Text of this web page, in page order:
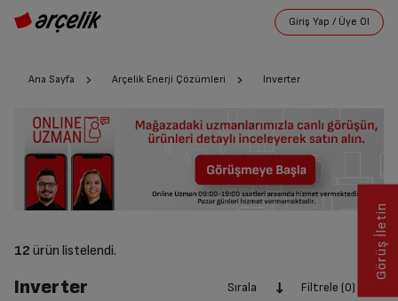
Ana Sayfa Arçelik Enerji Çözümleri Inverter
12 ürün listelendi.
Inverter Sırala Filtrele (0)
Görüş İletin